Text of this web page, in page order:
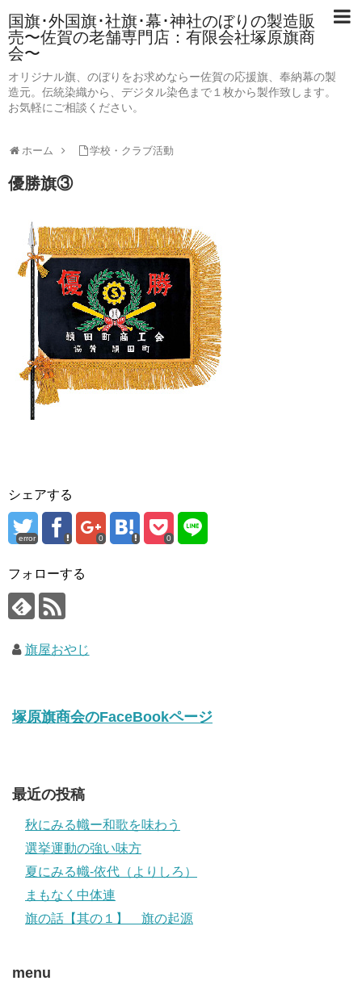
国旗･外国旗･社旗･幕･神社のぼりの製造販
売〜佐賀の老舗専門店：有限会社塚原旗商
会〜
オリジナル旗、のぼりをお求めならー佐賀の応援旗、奉納幕の製
造元。伝統染織から、デジタル染色まで１枚から製作致します。
お気軽にご相談ください。
ホーム 学校・クラブ活動
優勝旗③
シェアする
error 0 0
フォローする
旗屋おやじ
塚原旗商会のFaceBookページ
最近の投稿
秋にみる幟ー和歌を味わう
選挙運動の強い味方
夏にみる幟-依代（よりしろ）
まもなく中体連
旗の話【其の１】 旗の起源
menu